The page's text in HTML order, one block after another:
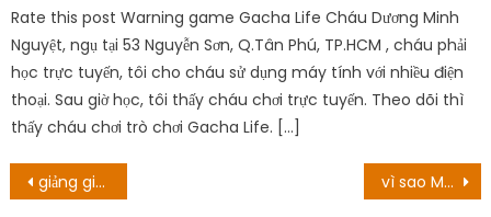
Rate this post Warning game Gacha Life Cháu Dương Minh
Nguyệt, ngụ tại 53 Nguyễn Sơn, Q.Tân Phú, TP.HCM , cháu phải
học trực tuyến, tôi cho cháu sử dụng máy tính với nhiều điện
thoại. Sau giờ học, tôi thấy cháu chơi trực tuyến. Theo dõi thì
thấy cháu chơi trò chơi Gacha Life. […]
Post
giảng giải về sự kết thúc của Gladiator: trận chiến sau cuối lớn vì sao Mona và Charles Tee chia tay? Mọi thứ về cuộc chia ly bi thảm của họ!